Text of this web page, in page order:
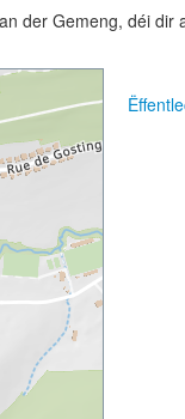
der Gemeng, déi